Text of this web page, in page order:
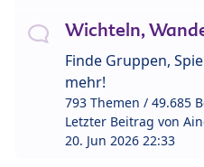
Wichteln,
Finde Gruppen,
mehr!
793 Themen / 49.685
Letzter Beitrag von
20. Jun 2026 22:33